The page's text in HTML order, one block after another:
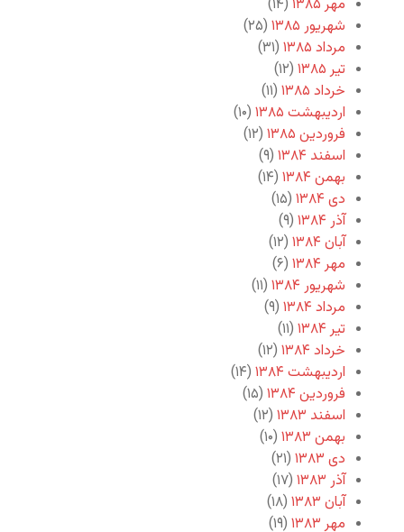
مهر ۱۳۸۵
(۱۴)
شهریور ۱۳۸۵
(۲۵)
مرداد ۱۳۸۵
(۳۱)
تیر ۱۳۸۵
(۱۲)
خرداد ۱۳۸۵
(۱۱)
اردیبهشت ۱۳۸۵
(۱۰)
فروردین ۱۳۸۵
(۱۲)
اسفند ۱۳۸۴
(۹)
بهمن ۱۳۸۴
(۱۴)
دی ۱۳۸۴
(۱۵)
آذر ۱۳۸۴
(۹)
آبان ۱۳۸۴
(۱۲)
مهر ۱۳۸۴
(۶)
شهریور ۱۳۸۴
(۱۱)
مرداد ۱۳۸۴
(۹)
تیر ۱۳۸۴
(۱۱)
خرداد ۱۳۸۴
(۱۲)
اردیبهشت ۱۳۸۴
(۱۴)
فروردین ۱۳۸۴
(۱۵)
اسفند ۱۳۸۳
(۱۲)
بهمن ۱۳۸۳
(۱۰)
دی ۱۳۸۳
(۲۱)
آذر ۱۳۸۳
(۱۷)
آبان ۱۳۸۳
(۱۸)
مهر ۱۳۸۳
(۱۹)